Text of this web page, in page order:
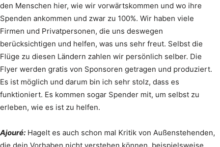
den Menschen hier, wie wir vorwärtskommen und wo ihre
Spenden ankommen und zwar zu 100%. Wir haben viele
Firmen und Privatpersonen, die uns deswegen
berücksichtigen und helfen, was uns sehr freut. Selbst die
Flüge zu diesen Ländern zahlen wir persönlich selber. Die
Flyer werden gratis von Sponsoren getragen und produziert.
Es ist möglich und darum bin ich sehr stolz, dass es
funktioniert. Es kommen sogar Spender mit, um selbst zu
erleben, wie es ist zu helfen.
Ajouré: Hagelt es auch schon mal Kritik von Außenstehenden,